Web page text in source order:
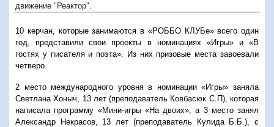
движение "Реактор".
10 керчан, которые занимаются в «РОББО КЛУБе» всего один
год, представили свои проекты в номинациях «Игры» и «В
гостях у писателя и поэта». Из них призовые места завоевали
четверо.
2 место международного уровня в номинации «Игры» заняла
Светлана Хоныч, 13 лет (преподаватель Ковбасюк С.П), которая
написала программу «Мини-игры «На двоих», а 3 место занял
Александр Некрасов, 13 лет (преподаватель Кулида Б.Б.), с